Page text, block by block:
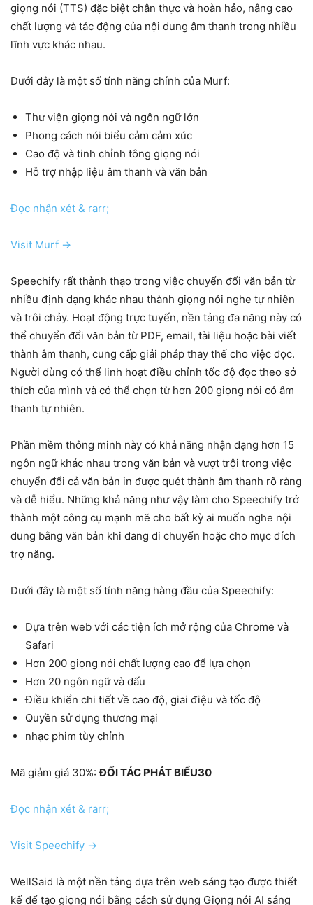
giọng nói (TTS) đặc biệt chân thực và hoàn hảo, nâng cao
chất lượng và tác động của nội dung âm thanh trong nhiều
lĩnh vực khác nhau.
Dưới đây là một số tính năng chính của Murf:
Thư viện giọng nói và ngôn ngữ lớn
Phong cách nói biểu cảm cảm xúc
Cao độ và tinh chỉnh tông giọng nói
Hỗ trợ nhập liệu âm thanh và văn bản
Đọc nhận xét & rarr;
Visit Murf →
Speechify rất thành thạo trong việc chuyển đổi văn bản từ
nhiều định dạng khác nhau thành giọng nói nghe tự nhiên
và trôi chảy. Hoạt động trực tuyến, nền tảng đa năng này có
thể chuyển đổi văn bản từ PDF, email, tài liệu hoặc bài viết
thành âm thanh, cung cấp giải pháp thay thế cho việc đọc.
Người dùng có thể linh hoạt điều chỉnh tốc độ đọc theo sở
thích của mình và có thể chọn từ hơn 200 giọng nói có âm
thanh tự nhiên.
Phần mềm thông minh này có khả năng nhận dạng hơn 15
ngôn ngữ khác nhau trong văn bản và vượt trội trong việc
chuyển đổi cả văn bản in được quét thành âm thanh rõ ràng
và dễ hiểu. Những khả năng như vậy làm cho Speechify trở
thành một công cụ mạnh mẽ cho bất kỳ ai muốn nghe nội
dung bằng văn bản khi đang di chuyển hoặc cho mục đích
trợ năng.
Dưới đây là một số tính năng hàng đầu của Speechify:
Dựa trên web với các tiện ích mở rộng của Chrome và
Safari
Hơn 200 giọng nói chất lượng cao để lựa chọn
Hơn 20 ngôn ngữ và dấu
Điều khiển chi tiết về cao độ, giai điệu và tốc độ
Quyền sử dụng thương mại
nhạc phim tùy chỉnh
Mã giảm giá 30%:ĐỐI TÁC PHÁT BIỂU30
Đọc nhận xét & rarr;
Visit Speechify →
WellSaid là một nền tảng dựa trên web sáng tạo được thiết
kế để tạo giọng nói bằng cách sử dụng Giọng nói AI sáng